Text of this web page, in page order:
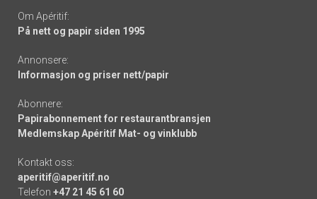
Om Apéritif:
På nett og papir siden 1995
Annonsere:
Informasjon og priser nett/papir
Abonnere:
Papirabonnement for restaurantbransjen
Medlemskap Apéritif Mat- og vinklubb
Kontakt oss:
aperitif@aperitif.no
Telefon +47 21 45 61 60